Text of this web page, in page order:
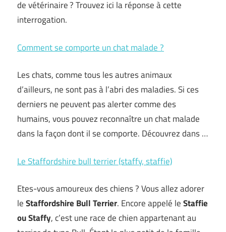
de vétérinaire ? Trouvez ici la réponse à cette
interrogation.
Comment se comporte un chat malade ?
Les chats, comme tous les autres animaux
d’ailleurs, ne sont pas à l’abri des maladies. Si ces
derniers ne peuvent pas alerter comme des
humains, vous pouvez reconnaître un chat malade
dans la façon dont il se comporte. Découvrez dans …
Le Staffordshire bull terrier (staffy, staffie)
Etes-vous amoureux des chiens ? Vous allez adorer
leStaffordshire Bull Terrier. Encore appelé leStaffie
ou Staffy, c’est une race de chien appartenant au